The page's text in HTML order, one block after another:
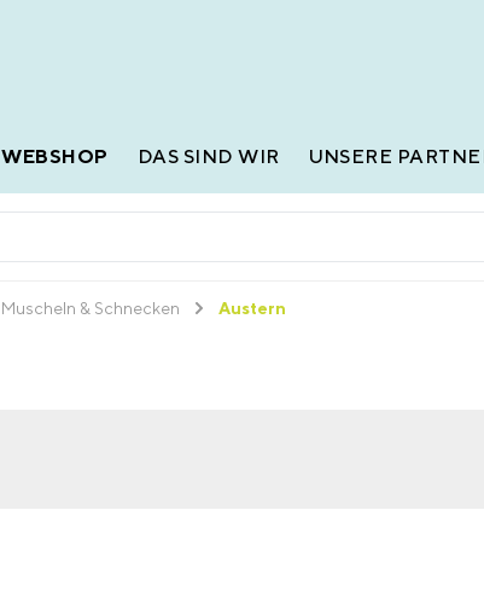
WEBSHOP DAS SIND WIR UNSERE
Muscheln & Schnecken Austern